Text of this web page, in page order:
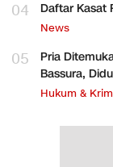
04 Daftar Kasat
News
05
Pria
Bassura,
Hukum &